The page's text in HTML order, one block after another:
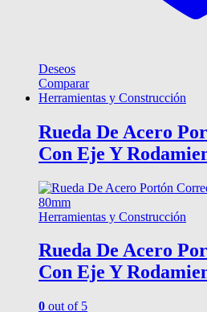
Deseos
Comparar
Herramientas y Construcción
Rueda De Acero
Con Eje Y
Herramientas y Construcción
Rueda De Acero
Con Eje Y
0 out of 5